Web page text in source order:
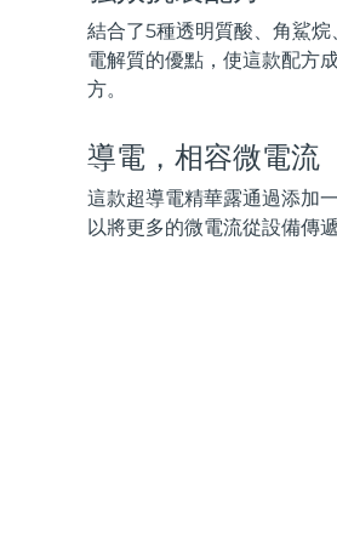
結合了5種透明質酸、角鯊
電解質的優點，使這款配方
方。
導電，相容微電流
這款超導電精華露通過添加
以將更多的微電流從設備傳遞
All acne treatment
All revitalizing eye
KIWI™ 皮肤护理
Advanced pore care
Serum
For healthy hair
issa™ Teeth
18% PAP
護膚品
全部購買